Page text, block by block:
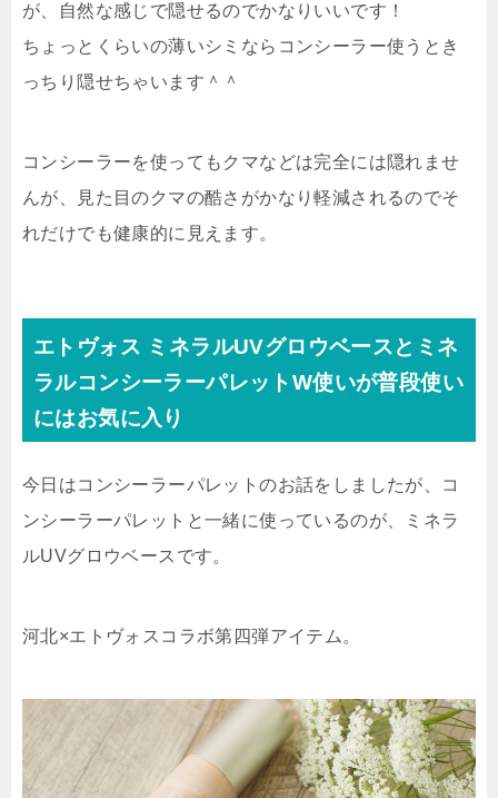
が、
自然な感じで隠せるのでかなりいいです！
ちょっとくらいの薄いシミならコンシーラー使うとき
っちり隠せちゃいます＾＾
コンシーラーを使ってもクマなどは完全には隠れませ
んが、見た目のクマの酷さがかなり軽減されるのでそ
れだけでも健康的に見えます。
エトヴォス ミネラルUVグロウベースとミネ
ラルコンシーラーパレットW使いが普段使い
にはお気に入り
今日はコンシーラーパレットのお話をしましたが、コ
ンシーラーパレットと一緒に使っているのが、ミネラ
ルUVグロウベースです。
河北×エトヴォスコラボ第四弾アイテム。